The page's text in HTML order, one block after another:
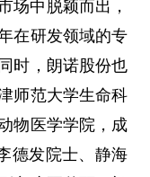
场中脱颖而出，
在研发领域的专
时，朗诺股份也
师范大学生命科
物医学学院，成
德发院士、静海